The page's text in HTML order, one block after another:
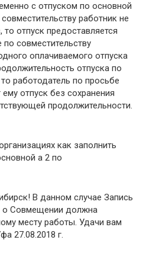
с отпуском по основной
работник не
отпуск предоставляется
по совместительству
оплачиваемого отпуска
отпуска по
работодатель по просьбе
отпуск без сохранения
продолжительности.
как заполнить
а 2 по
В данном случае Запись
о Совмещении должна
месту работы. Удачи вам
27.08.2018 г.